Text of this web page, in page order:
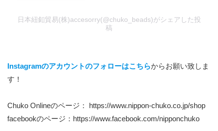
日本紐釦貿易(株)accesorry(@chuko_beads)がシェアした投
稿
Instagramのアカウントのフォローはこちらからお願い致しま
す！
Chuko Onlineのページ： https://www.nippon-chuko.co.jp/shop
facebookのページ： https://www.facebook.com/nipponchuko